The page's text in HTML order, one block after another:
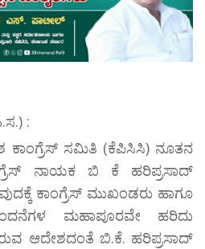
:
ಕಾಂಗ್ರೆಸ್ ಸಮಿತಿ (ಕೆಪಿಸಿಸಿ) ನೂತನ
ನಾಯಕ ಬಿ ಕೆ ಹರಿಪ್ರಸಾದ್
ಕಾಂಗ್ರೆಸ್ ಮುಖಂಡರು ಹಾಗೂ
ಮಹಾಪೂರವೇ ಹರಿದು
ಆದೇಶದಂತೆ ಬಿ.ಕೆ. ಹರಿಪ್ರಸಾದ್